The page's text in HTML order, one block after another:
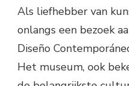
Als liefhebber van
onlangs een bezoek
Diseño
Het museum, ook